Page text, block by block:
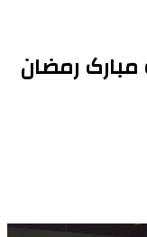
رمضان